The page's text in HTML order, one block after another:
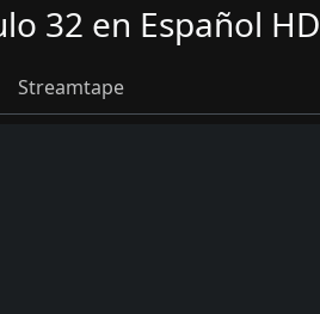
32 en Español HD
Streamtape